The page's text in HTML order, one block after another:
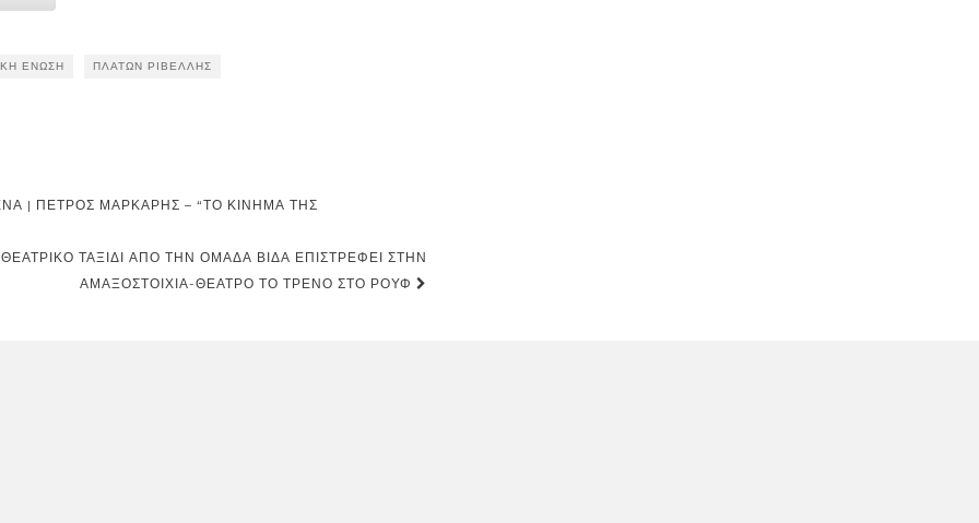
ΈΝΩΣΗ ΠΛΆΤΩΝ ΡΙΒΈΛΛΗΣ
| ΠΈΤΡΟΣ ΜΆΡΚΑΡΗΣ – “ΤΟ ΚΊΝΗΜΑ ΤΗΣ
ΤΑΞΊΔΙ ΑΠΌ ΤΗΝ ΟΜΆΔΑ ΒΊΔΑ ΕΠΙΣΤΡΈΦΕΙ ΣΤΗΝ
ΑΜΑΞΟΣΤΟΙΧΊΑ-ΘΈΑΤΡΟ ΤΟ ΤΡΈΝΟ ΣΤΟ ΡΟΥΦ